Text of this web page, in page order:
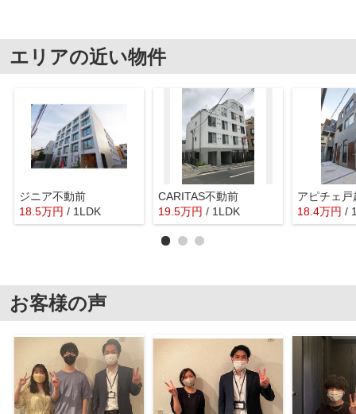
エリアの近い物件
ジニア不動前
18.5万円 / 1LDK
CARITAS不動前
19.5万円 / 1LDK
アピチェ戸
18.4万円 /
お客様の声